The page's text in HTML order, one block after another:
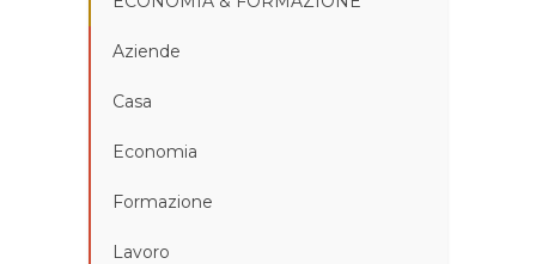
Aziende
Casa
Economia
Formazione
Lavoro